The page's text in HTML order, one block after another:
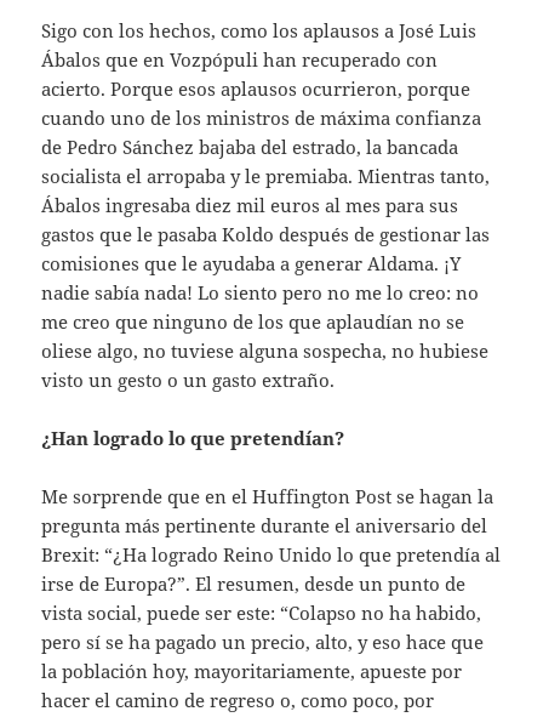
Sigo con los hechos, como los aplausos a José Luis
Ábalos que en Vozpópuli han recuperado con
acierto. Porque esos aplausos ocurrieron, porque
cuando uno de los ministros de máxima confianza
de Pedro Sánchez bajaba del estrado, la bancada
socialista el arropaba y le premiaba. Mientras tanto,
Ábalos ingresaba diez mil euros al mes para sus
gastos que le pasaba Koldo después de gestionar las
comisiones que le ayudaba a generar Aldama. ¡Y
nadie sabía nada! Lo siento pero no me lo creo: no
me creo que ninguno de los que aplaudían no se
oliese algo, no tuviese alguna sospecha, no hubiese
visto un gesto o un gasto extraño.
¿Han logrado lo que pretendían?
Me sorprende que en el Huffington Post se hagan la
pregunta más pertinente durante el aniversario del
Brexit: “¿Ha logrado Reino Unido lo que pretendía al
irse de Europa?”. El resumen, desde un punto de
vista social, puede ser este: “Colapso no ha habido,
pero sí se ha pagado un precio, alto, y eso hace que
la población hoy, mayoritariamente, apueste por
hacer el camino de regreso o, como poco, por